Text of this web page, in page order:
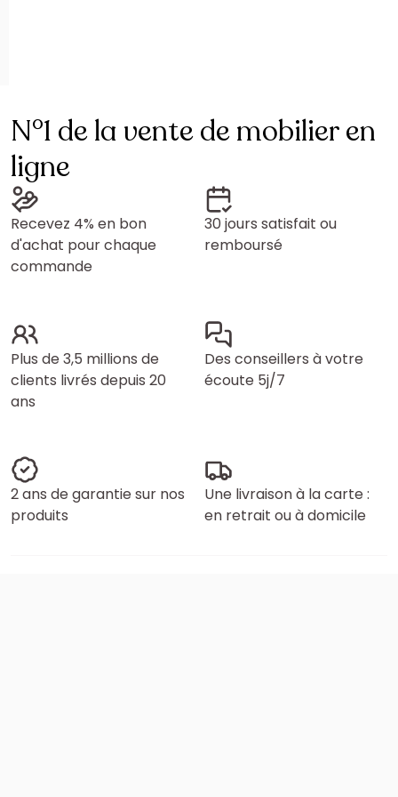
N°1 de la vente de mobilier en
ligne
Recevez 4% en bon
d'achat pour chaque
commande
30 jours satisfait ou
remboursé
Plus de 3,5 millions de
clients livrés depuis 20
ans
Des conseillers à votre
écoute 5j/7
2 ans de garantie sur nos
produits
Une livraison à la carte :
en retrait ou à domicile